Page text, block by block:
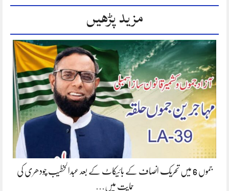
مزید پڑھیں
جموں 6 میں تحریک انصاف کے بائیکاٹ کے بعد عبدالخطیب چودھری کی
حمایت میں…